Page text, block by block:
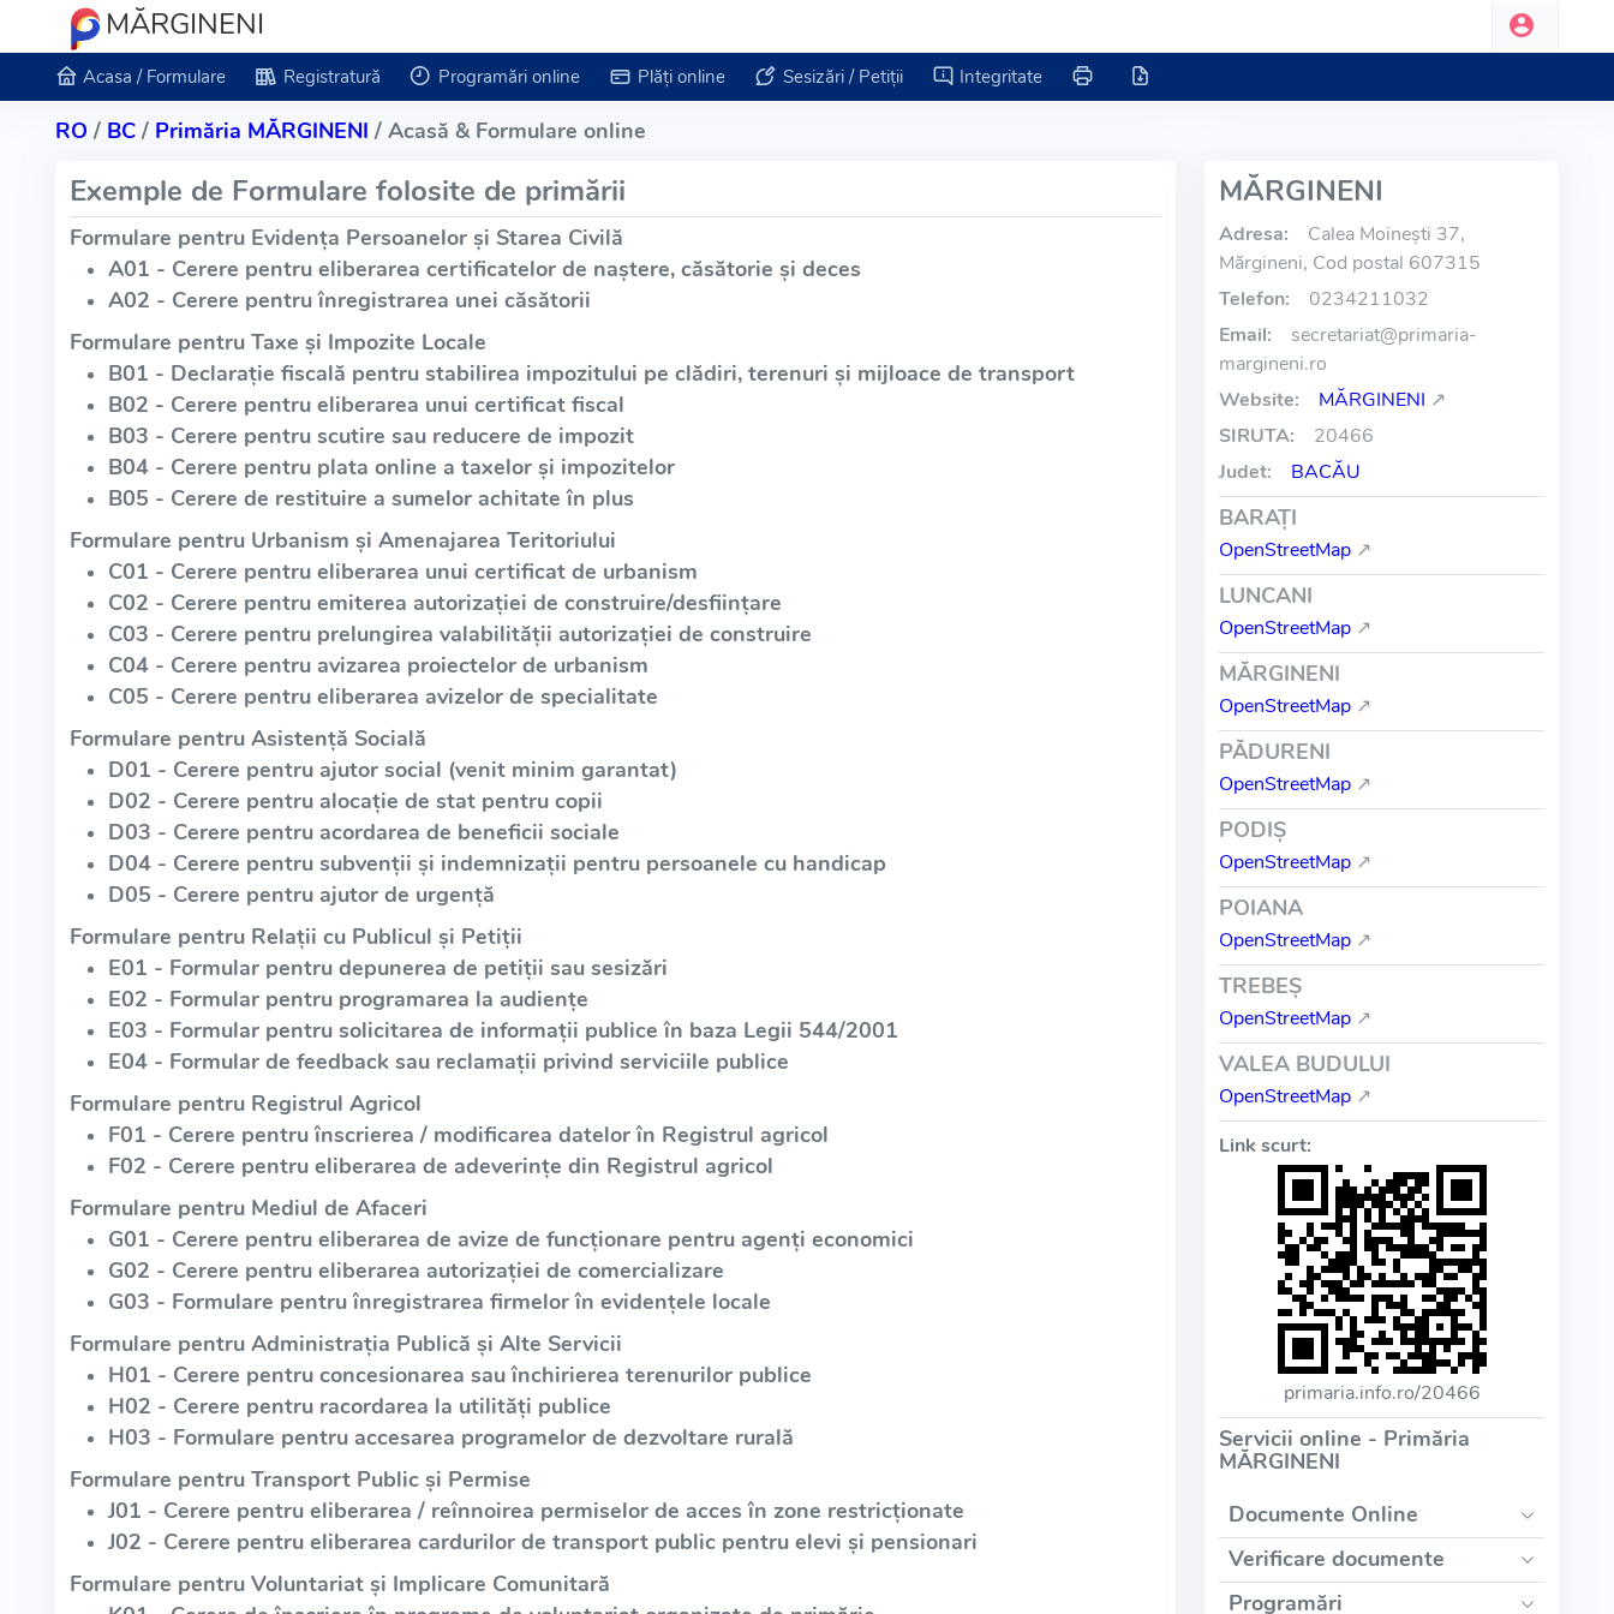
MĂRGINENI
Acasa / Formulare Registratură Programări online Plăți online Sesizări / Petiții Integritate
RO / BC/ Primăria MĂRGINENI / Acasă & Formulare online
Exemple de Formulare folosite de primării
Formulare pentru Evidența Persoanelor și Starea Civilă
A01 - Cerere pentru eliberarea certificatelor de naștere, căsătorie și deces
A02 - Cerere pentru înregistrarea unei căsătorii
Formulare pentru Taxe și Impozite Locale
B01 - Declarație fiscală pentru stabilirea impozitului pe clădiri, terenuri și mijloace de transport
B02 - Cerere pentru eliberarea unui certificat fiscal
B03 - Cerere pentru scutire sau reducere de impozit
B04 - Cerere pentru plata online a taxelor și impozitelor
B05 - Cerere de restituire a sumelor achitate în plus
Formulare pentru Urbanism și Amenajarea Teritoriului
C01 - Cerere pentru eliberarea unui certificat de urbanism
C02 - Cerere pentru emiterea autorizației de construire/desființare
C03 - Cerere pentru prelungirea valabilității autorizației de construire
C04 - Cerere pentru avizarea proiectelor de urbanism
C05 - Cerere pentru eliberarea avizelor de specialitate
Formulare pentru Asistență Socială
D01 - Cerere pentru ajutor social (venit minim garantat)
D02 - Cerere pentru alocație de stat pentru copii
D03 - Cerere pentru acordarea de beneficii sociale
D04 - Cerere pentru subvenții și indemnizații pentru persoanele cu handicap
D05 - Cerere pentru ajutor de urgență
Formulare pentru Relații cu Publicul și Petiții
E01 - Formular pentru depunerea de petiții sau sesizări
E02 - Formular pentru programarea la audiențe
E03 - Formular pentru solicitarea de informații publice în baza Legii 544/2001
E04 - Formular de feedback sau reclamații privind serviciile publice
Formulare pentru Registrul Agricol
F01 - Cerere pentru înscrierea / modificarea datelor în Registrul agricol
F02 - Cerere pentru eliberarea de adeverințe din Registrul agricol
Formulare pentru Mediul de Afaceri
G01 - Cerere pentru eliberarea de avize de funcționare pentru agenți economici
G02 - Cerere pentru eliberarea autorizației de comercializare
G03 - Formulare pentru înregistrarea firmelor în evidențele locale
Formulare pentru Administrația Publică și Alte Servicii
H01 - Cerere pentru concesionarea sau închirierea terenurilor publice
H02 - Cerere pentru racordarea la utilități publice
H03 - Formulare pentru accesarea programelor de dezvoltare rurală
Formulare pentru Transport Public și Permise
J01 - Cerere pentru eliberarea / reînnoirea permiselor de acces în zone restricționate
J02 - Cerere pentru eliberarea cardurilor de transport public pentru elevi și pensionari
Formulare pentru Voluntariat și Implicare Comunitară
MĂRGINENI
Adresa:
Calea Moinești 37,
Mărgineni, Cod postal 607315
Telefon:
0234211032
Email:
secretariat@primaria-
margineni.ro
Website:
MĂRGINENI ↗
SIRUTA:
20466
Judet:
BACĂU
BARAŢI
OpenStreetMap ↗
LUNCANI
OpenStreetMap ↗
MĂRGINENI
OpenStreetMap ↗
PĂDURENI
OpenStreetMap ↗
PODIŞ
OpenStreetMap ↗
POIANA
OpenStreetMap ↗
TREBEŞ
OpenStreetMap ↗
VALEA BUDULUI
OpenStreetMap ↗
Link scurt:
primaria.info.ro/20466
Servicii online - Primăria
MĂRGINENI
Documente Online
Verificare documente
Programări